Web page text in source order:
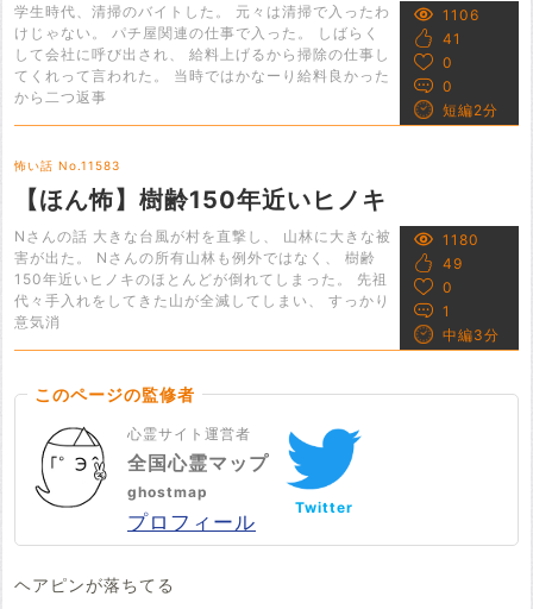
学生時代、清掃のバイトした。 元々は清掃で入ったわ
けじゃない。 パチ屋関連の仕事で入った。 しばらく
して会社に呼び出され、 給料上げるから掃除の仕事し
てくれって言われた。 当時ではかなーり給料良かった
から二つ返事
1106
41
0
0
短編2分
怖い話 No.11583
【ほん怖】樹齢150年近いヒノキ
Nさんの話 大きな台風が村を直撃し、 山林に大きな被
害が出た。 Nさんの所有山林も例外ではなく、 樹齢
150年近いヒノキのほとんどが倒れてしまった。 先祖
代々手入れをしてきた山が全滅してしまい、 すっかり
意気消
1180
49
0
1
中編3分
このページの監修者
心霊サイト運営者
全国心霊マップ
ghostmap
プロフィール
Twitter
ヘアピンが落ちてる